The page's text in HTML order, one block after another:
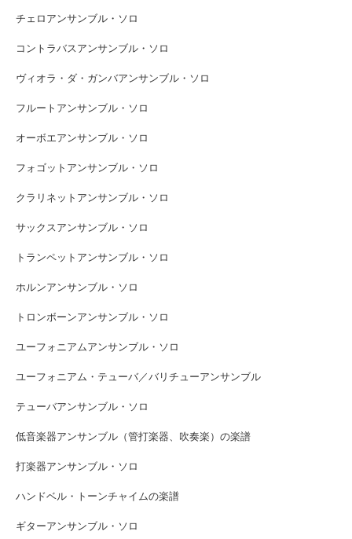
チェロアンサンブル・ソロ
コントラバスアンサンブル・ソロ
ヴィオラ・ダ・ガンバアンサンブル・ソロ
フルートアンサンブル・ソロ
オーボエアンサンブル・ソロ
フォゴットアンサンブル・ソロ
クラリネットアンサンブル・ソロ
サックスアンサンブル・ソロ
トランペットアンサンブル・ソロ
ホルンアンサンブル・ソロ
トロンボーンアンサンブル・ソロ
ユーフォニアムアンサンブル・ソロ
ユーフォニアム・テューバ／バリチューアンサンブル
テューバアンサンブル・ソロ
低音楽器アンサンブル（管打楽器、吹奏楽）の楽譜
打楽器アンサンブル・ソロ
ハンドベル・トーンチャイムの楽譜
ギターアンサンブル・ソロ